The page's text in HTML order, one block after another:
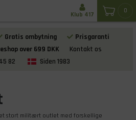
Gratis ombytning
Prisgaranti
over 699 DKK
Kontakt os
82
Siden 1983
0
Klub 417
et stort militært outlet med forskellige